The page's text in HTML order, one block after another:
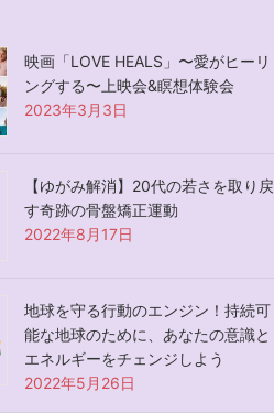
映画「LOVE HEALS」〜愛がヒーリ
ングする〜上映会&瞑想体験会
2023年3月3日
【ゆがみ解消】20代の若さを取り戻
す奇跡の骨盤矯正運動
2022年8月17日
地球を守る行動のエンジン！持続可
能な地球のために、あなたの意識と
エネルギーをチェンジしよう
2022年5月26日